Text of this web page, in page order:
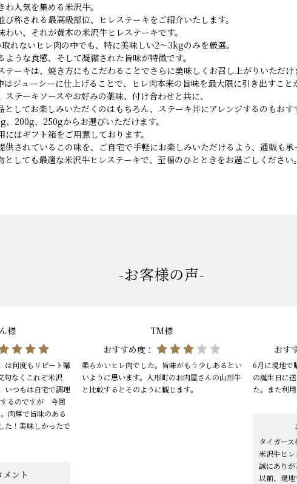
人気を集める米沢牛。
称される最高級部位、ヒレステーキをご紹介いたします。
い、それが黄木の米沢牛ヒレステーキです。
れないヒレ肉の中でも、特に美味しい2〜3kgのみを厳選。
うな食感、そして凝縮された旨味が特徴です。
ーキは、焼き方にもこだわることでさらに美味しくお召し上がりいただけ
ジューシーに仕上げることで、ヒレ肉本来の旨味を最大限に引き出すこと
テーキソースやお好みの薬味、付け合わせと共に、
としてお楽しみいただくのはもちろん、ステーキ丼にアレンジするのもおす
、200g、250gからお選びいただけます。
はギフト箱をご用意しております。
されているこの味を、ご自宅で手軽にお楽しみいただけるよう、通販も承
しても最適な米沢牛ヒレステーキで、至福のひとときをお過ごしください。
-お客様の声-
様
は何度もリピート購
句なくこれぞ米沢
いつもは自宅で調理
るのですが 今回
肉厚で旨味のある
た！美味しかったで
ント
TM様
おすすめ度：
柔らかいヒレ肉でした。旨味がもう少しあるとい
いように思います。人形町のお肉屋さんの山形牛
と比較するとそのように観じます。
おす
6月に現地で
の誕生日に
た。また利
タイガース
米沢牛ヒレ
誠にありが
以前、現